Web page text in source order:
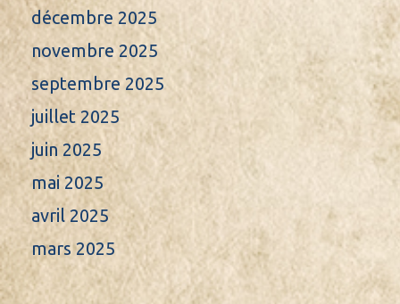
décembre 2025
novembre 2025
septembre 2025
juillet 2025
juin 2025
mai 2025
avril 2025
mars 2025